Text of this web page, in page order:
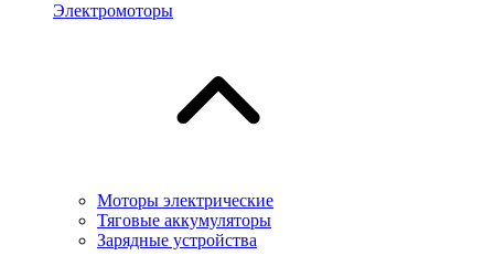
Электромоторы
Моторы электрические
Тяговые аккумуляторы
Зарядные устройства